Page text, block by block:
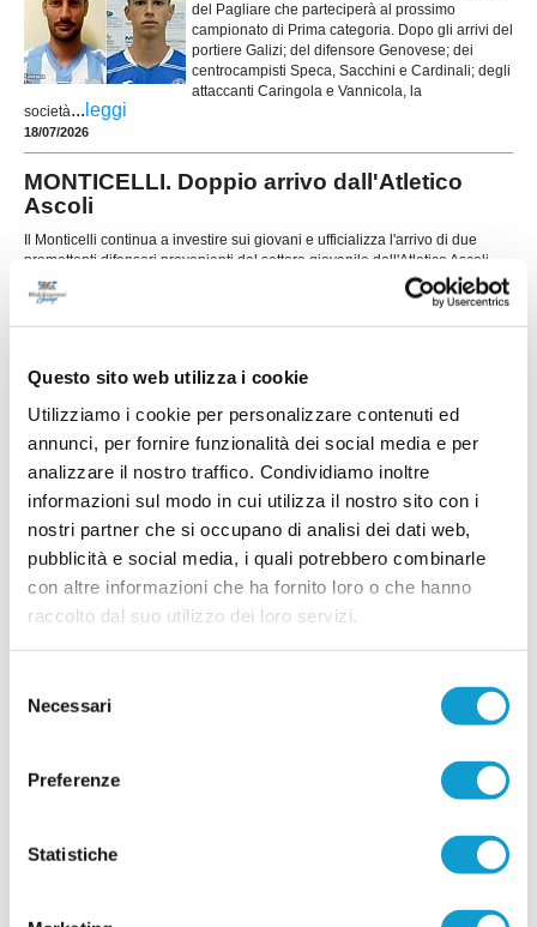
Questo sito web utilizza i cookie
Utilizziamo i cookie per personalizzare contenuti ed
annunci, per fornire funzionalità dei social media e per
analizzare il nostro traffico. Condividiamo inoltre
informazioni sul modo in cui utilizza il nostro sito con i
nostri partner che si occupano di analisi dei dati web,
pubblicità e social media, i quali potrebbero combinarle
con altre informazioni che ha fornito loro o che hanno
raccolto dal suo utilizzo dei loro servizi.
delNecessari
Preferenze
Statistiche
del Pagliare che parteciperà al prossimo
campionato di Prima categoria. Dopo gli arrivi del
portiere Galizi; del difensore Genovese; dei
centrocampisti Speca, Sacchini e Cardinali; degli
attaccanti Caringola e Vannicola, la
società... leggi
18/07/2026
MONTICELLI. Doppio arrivo dall'Atletico
Ascoli
Il Monticelli continua a investire sui giovani e ufficializza l'arrivo di due
promettenti difensori provenienti dal settore giovanile dell'Atletico Ascoli.
Vestiranno infatti la maglia biancazzurra
17/07/2026
fatta per l'ex Samb Guadalupi
L'Atletico Ascoli piazza un innesto di spessore
per il centrocampo assicurandosi le prestazioni
di Luca Guadalupi, centrocampista classe 1996
che porta in dote qualità, esperienza e una lunga
militanza tra Serie C e Serie D
17/07/2026
ATLETICO ASCOLI. Colpo Bianchimano:
ufficiale l'arrivo del centravanti
L'Atletico Ascoli inaugura la preparazione estiva
che si mette a disposizione di m
CASTIGNANO. In difesa arriva Andrea
Carminucci
della nuova stagione e ufficializza l'ingaggio del
difensore centrale Andrea Carminucci, classe '95
arretrato biancorosso. Carminucci arriva dopo le